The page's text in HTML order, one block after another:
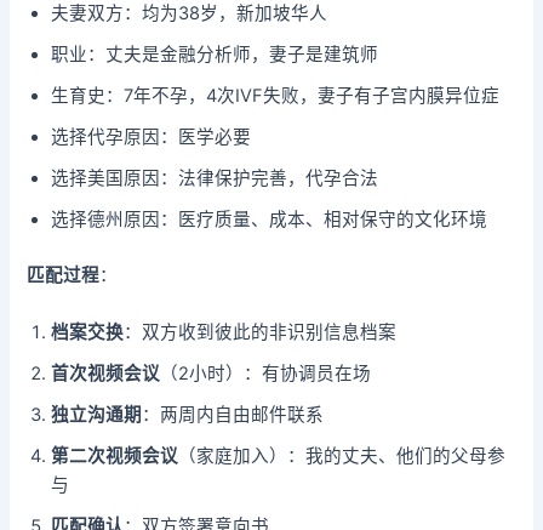
夫妻双方：均为38岁，新加坡华人
职业：丈夫是金融分析师，妻子是建筑师
生育史：7年不孕，4次IVF失败，妻子有子宫内膜异位症
选择代孕原因：医学必要
选择美国原因：法律保护完善，代孕合法
选择德州原因：医疗质量、成本、相对保守的文化环境
匹配过程：
档案交换：双方收到彼此的非识别信息档案
首次视频会议 （2小时）：有协调员在场
独立沟通期 ：两周内自由邮件联系
第二次视频会议 （家庭加入）：我的丈夫、他们的父母参
与